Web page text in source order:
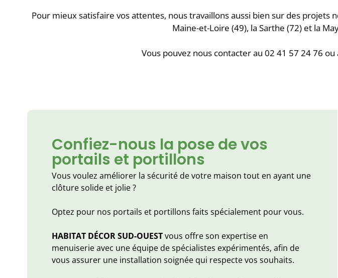
Pour mieux satisfaire vos attentes, nous travaillons aussi bien sur des projets
Maine-et-Loire (49), la Sarthe (72) et la
Vous pouvez nous contacter au 02 41 57 24 76
Confiez-nous la pose de vos
portails et portillons
Vous voulez améliorer la sécurité de votre maison tout en ayant une
clôture solide et jolie ?
Optez pour nos portails et portillons faits spécialement pour vous.
HABITAT DÉCOR SUD-OUESTvous offre son expertise en
menuiserie avec une équipe de spécialistes expérimentés, afin de
vous assurer une installation soignée qui respecte vos souhaits.